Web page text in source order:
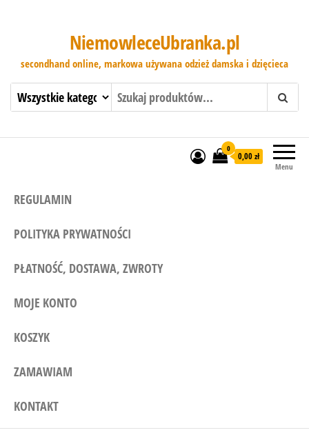
NiemowleceUbranka.pl
secondhand online, markowa używana odzież damska i dzięcieca
Menu
0
0,00 zł
REGULAMIN
POLITYKA PRYWATNOŚCI
PŁATNOŚĆ, DOSTAWA, ZWROTY
MOJE KONTO
KOSZYK
ZAMAWIAM
KONTAKT